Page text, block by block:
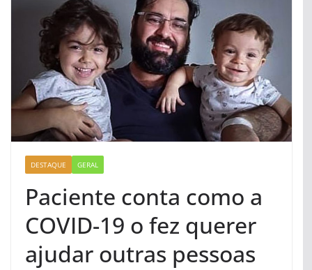
DESTAQUE GERAL
Paciente conta como a
COVID-19 o fez querer
ajudar outras pessoas